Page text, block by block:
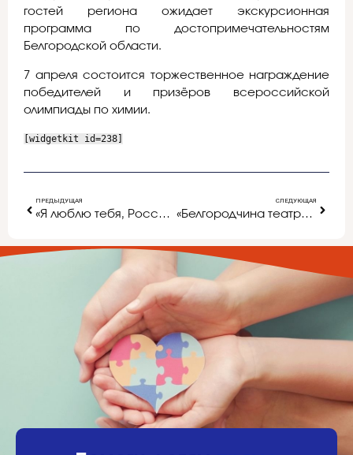
гостей региона ожидает экскурсионная
программа по достопримечательностям
Белгородской области.
7 апреля состоится торжественное награждение
победителей и призёров всероссийской
олимпиады по химии.
[widgetkit id=238]
ПРЕДЫДУЩАЯ
«Я люблю тебя, Россия!»
СЛЕДУЮЩАЯ
«Белгородчина театральная»